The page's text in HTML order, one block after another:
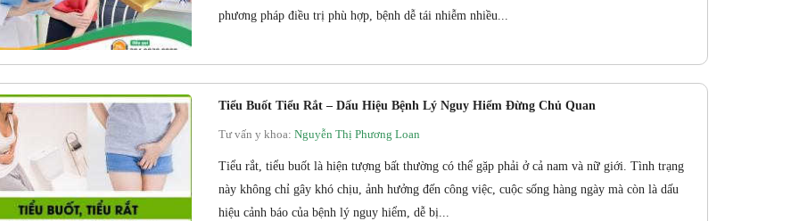
phương pháp điều trị phù hợp, bệnh dễ tái nhiễm nhiều...
Tiểu Buốt Tiểu Rắt – Dấu Hiệu Bệnh Lý Nguy Hiểm Đừng Chủ Quan
Tư vấn y khoa: Nguyễn Thị Phương Loan
Tiểu rắt, tiểu buốt là hiện tượng bất thường có thể gặp phải ở cả nam và nữ giới. Tình trạng
này không chỉ gây khó chịu, ảnh hưởng đến công việc, cuộc sống hàng ngày mà còn là dấu
hiệu cảnh báo của bệnh lý nguy hiểm, dễ bị...